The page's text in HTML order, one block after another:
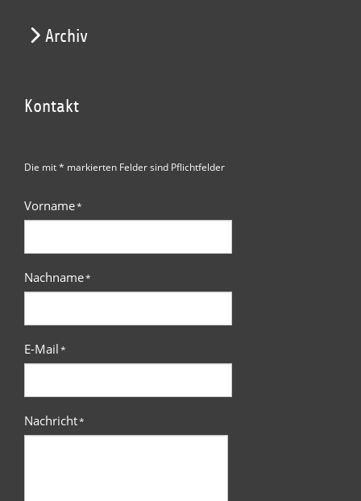
Archiv
Kontakt
Die mit * markierten Felder sind Pflichtfelder
Vorname*
Nachname*
E-Mail*
Nachricht*